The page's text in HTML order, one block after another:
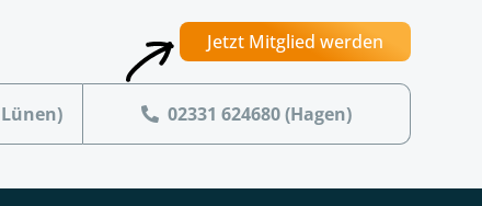
Jetzt Mitglied werden
02331 624680 (Hagen)